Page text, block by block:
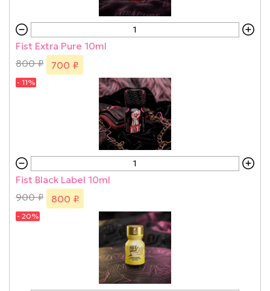
Fist Extra Pure 10ml
800 ₽
700 ₽
- 11%
Fist Black Label 10ml
900 ₽
800 ₽
- 20%